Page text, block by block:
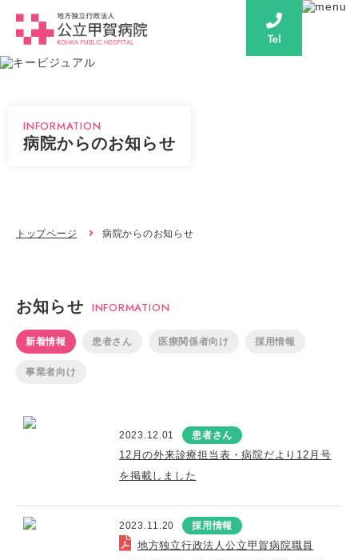
INFORMATION
病院からのお知らせ
トップページ 病院からのお知らせ
お知らせ INFORMATION
新着情報 患者さん 医療関係者向け 採用情報
事業者向け
2023.12.01 患者さん
12月の外来診療担当表・病院だより12月号
を掲載しました
2023.11.20 採用情報
地方独立行政法人公立甲賀病院職員